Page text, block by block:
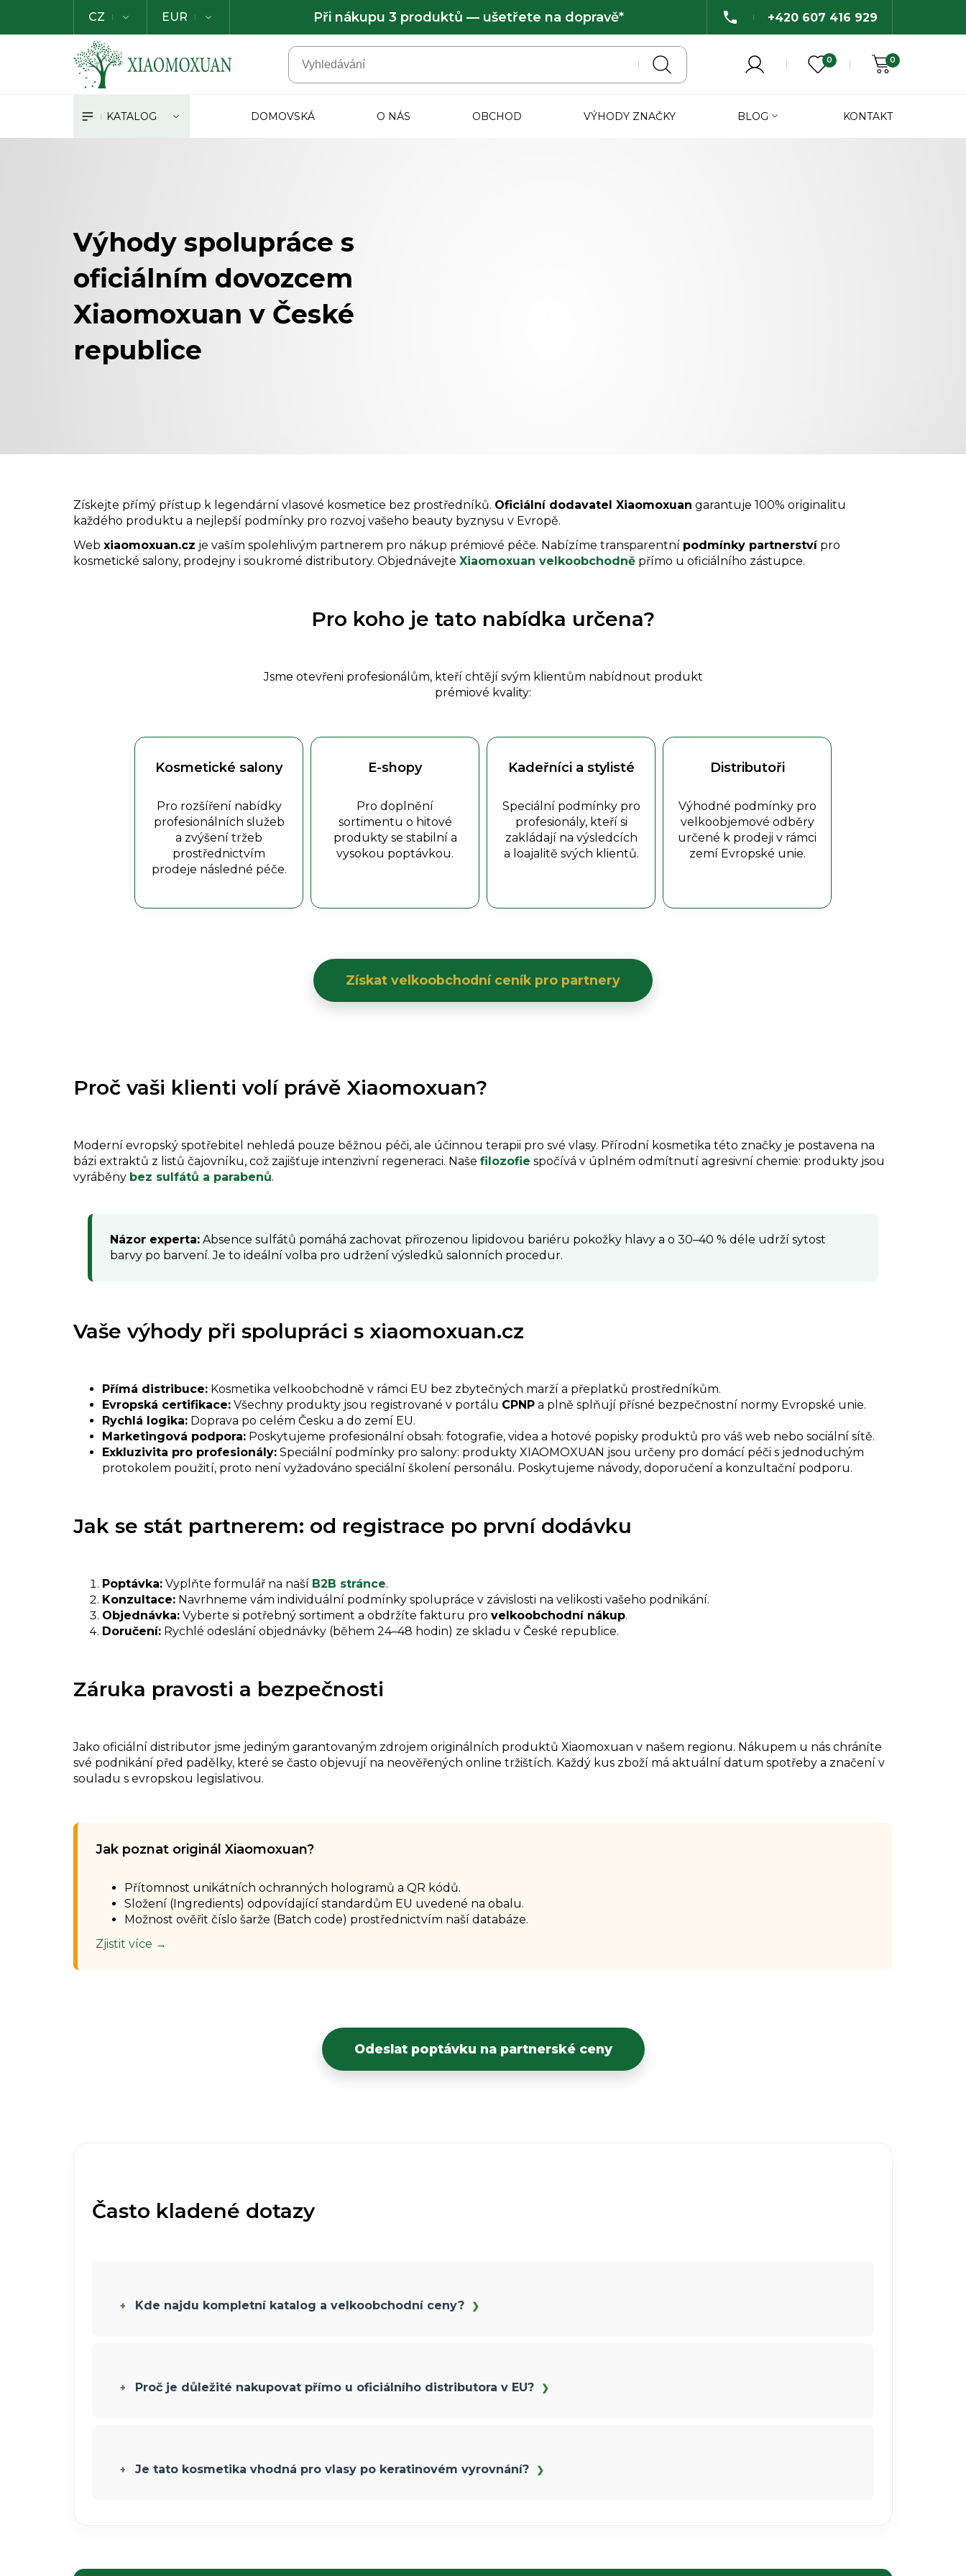
CZ EUR Při nákupu 3 produktů — ušetřete na dopravě* +420 607 416 929
0 0
KATALOG DOMOVSKÁ O NÁS OBCHOD VÝHODY ZNAČKY BLOG KONTAKT
Výhody spolupráce s
oficiálním dovozcem
Xiaomoxuan v České
republice
Získejte přímý přístup k legendární vlasové kosmetice bez prostředníků. Oficiální dodavatel Xiaomoxuan garantuje 100% originalitu
každého produktu a nejlepší podmínky pro rozvoj vašeho beauty byznysu v Evropě.
Web xiaomoxuan.cz je vaším spolehlivým partnerem pro nákup prémiové péče. Nabízíme transparentní podmínky partnerstvípro
kosmetické salony, prodejny i soukromé distributory. Objednávejte Xiaomoxuan velkoobchodně přímo u oficiálního zástupce.
Pro koho je tato nabídka určena?
Jsme otevřeni profesionálům, kteří chtějí svým klientům nabídnout produkt
prémiové kvality:
Kosmetické salony
Pro rozšíření nabídky
profesionálních služeb
a zvýšení tržeb
prostřednictvím
prodeje následné péče.
E-shopy
Pro doplnění
sortimentu o hitové
produkty se stabilní a
vysokou poptávkou.
Kadeřníci a stylisté
Speciální podmínky pro
profesionály, kteří si
zakládají na výsledcích
a loajalitě svých klientů.
Distributoři
Výhodné podmínky pro
velkoobjemové odběry
určené k prodeji v rámci
zemí Evropské unie.
Získat velkoobchodní ceník pro partnery
Proč vaši klienti volí právě Xiaomoxuan?
Moderní evropský spotřebitel nehledá pouze běžnou péči, ale účinnou terapii pro své vlasy. Přírodní kosmetika této značky je postavena na
bázi extraktů z listů čajovníku, což zajišťuje intenzivní regeneraci. Naše filozofie spočívá v úplném odmítnutí agresivní chemie: produkty jsou
vyráběny bez sulfátů a parabenů.
Názor experta: Absence sulfátů pomáhá zachovat přirozenou lipidovou bariéru pokožky hlavy a o 30–40 % déle udrží sytost
barvy po barvení. Je to ideální volba pro udržení výsledků salonních procedur.
Vaše výhody při spolupráci s xiaomoxuan.cz
Přímá distribuce: Kosmetika velkoobchodně v rámci EU bez zbytečných marží a přeplatků prostředníkům.
Evropská certifikace: Všechny produkty jsou registrované v portálu CPNP a plně splňují přísné bezpečnostní normy Evropské unie.
Rychlá logika: Doprava po celém Česku a do zemí EU.
Marketingová podpora: Poskytujeme profesionální obsah: fotografie, videa a hotové popisky produktů pro váš web nebo sociální sítě.
Exkluzivita pro profesionály: Speciální podmínky pro salony: produkty XIAOMOXUAN jsou určeny pro domácí péči s jednoduchým
protokolem použití, proto není vyžadováno speciální školení personálu. Poskytujeme návody, doporučení a konzultační podporu.
Jak se stát partnerem: od registrace po první dodávku
Poptávka: Vyplňte formulář na naší B2B stránce.
Konzultace: Navrhneme vám individuální podmínky spolupráce v závislosti na velikosti vašeho podnikání.
Objednávka: Vyberte si potřebný sortiment a obdržíte fakturu pro velkoobchodní nákup.
Doručení: Rychlé odeslání objednávky (během 24–48 hodin) ze skladu v České republice.
Záruka pravosti a bezpečnosti
Jako oficiální distributor jsme jediným garantovaným zdrojem originálních produktů Xiaomoxuan v našem regionu. Nákupem u nás chráníte
své podnikání před padělky, které se často objevují na neověřených online tržištích. Každý kus zboží má aktuální datum spotřeby a značení v
souladu s evropskou legislativou.
Jak poznat originál Xiaomoxuan?
Přítomnost unikátních ochranných hologramů a QR kódů.
Složení (Ingredients) odpovídající standardům EU uvedené na obalu.
Možnost ověřit číslo šarže (Batch code) prostřednictvím naší databáze.
Zjistit více →
Odeslat poptávku na partnerské ceny
Často kladené dotazy
Kde najdu kompletní katalog a velkoobchodní ceny?
Proč je důležité nakupovat přímo u oficiálního distributora v EU?
Je tato kosmetika vhodná pro vlasy po keratinovém vyrovnání?